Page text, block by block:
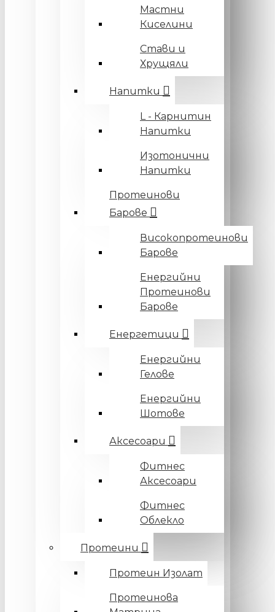
Мастни
Киселини
Стави и
Хрущяли
Напитки
L - Карнитин
Напитки
Изотонични
Напитки
Протеинови
Барове
Високопротеинови
Барове
Енергийни
Протеинови
Барове
Енергетици
Енергийни
Гелове
Енергийни
Шотове
Аксесоари
Фитнес
Аксесоари
Фитнес
Облекло
Протеини
Протеин Изолат
Протеинова